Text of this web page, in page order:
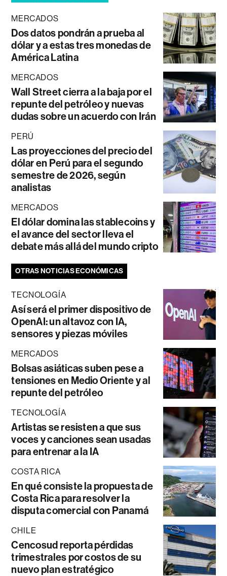
MERCADOS
Dos datos pondrán a prueba al
dólar y a estas tres monedas de
América Latina
MERCADOS
Wall Street cierra a la baja por el
repunte del petróleo y nuevas
dudas sobre un acuerdo con Irán
PERÚ
Las proyecciones del precio del
dólar en Perú para el segundo
semestre de 2026, según
analistas
MERCADOS
El dólar domina las stablecoins y
el avance del sector lleva el
debate más allá del mundo cripto
OTRAS NOTICIAS ECONÓMICAS
TECNOLOGÍA
Así será el primer dispositivo de
OpenAI: un altavoz con IA,
sensores y piezas móviles
MERCADOS
Bolsas asiáticas suben pese a
tensiones en Medio Oriente y al
repunte del petróleo
TECNOLOGÍA
Artistas se resisten a que sus
voces y canciones sean usadas
para entrenar a la IA
COSTA RICA
En qué consiste la propuesta de
Costa Rica para resolver la
disputa comercial con Panamá
CHILE
Cencosud reporta pérdidas
trimestrales por costos de su
nuevo plan estratégico